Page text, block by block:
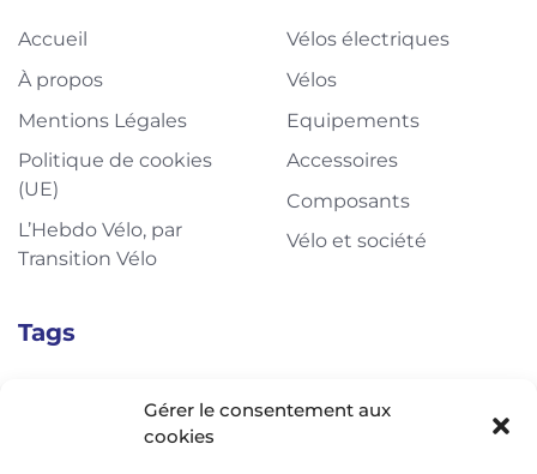
Gérer le consentement aux
cookies
Accueil
À propos
Mentions Légales
Politique de cookies
(UE)
L’Hebdo Vélo, par
Transition Vélo
Vélos électriques
Vélos
Equipements
Accessoires
Composants
Vélo et société
Tags
L'Actu Vélo, à vélo ! Decathlon Shimano